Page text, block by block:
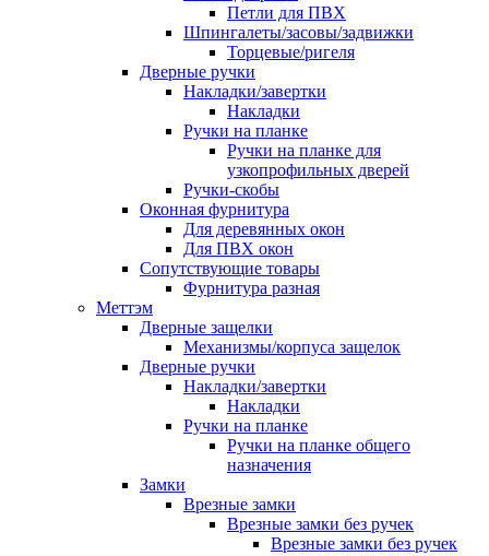
Петли для ПВХ
Шпингалеты/засовы/задвижки
Торцевые/ригеля
Дверные ручки
Накладки/завертки
Накладки
Ручки на планке
Ручки на планке для
узкопрофильных дверей
Ручки-скобы
Оконная фурнитура
Для деревянных окон
Для ПВХ окон
Сопутствующие товары
Фурнитура разная
Меттэм
Дверные защелки
Механизмы/корпуса защелок
Дверные ручки
Накладки/завертки
Накладки
Ручки на планке
Ручки на планке общего
назначения
Замки
Врезные замки
Врезные замки без ручек
Врезные замки без ручек